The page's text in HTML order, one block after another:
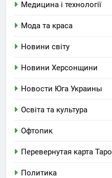
Медицина і технології
Мода та краса
Новини світу
Новини Херсонщини
Новости Юга Украины
Освіта та культура
Офтопик
Перевернутая карта Таро
Политика